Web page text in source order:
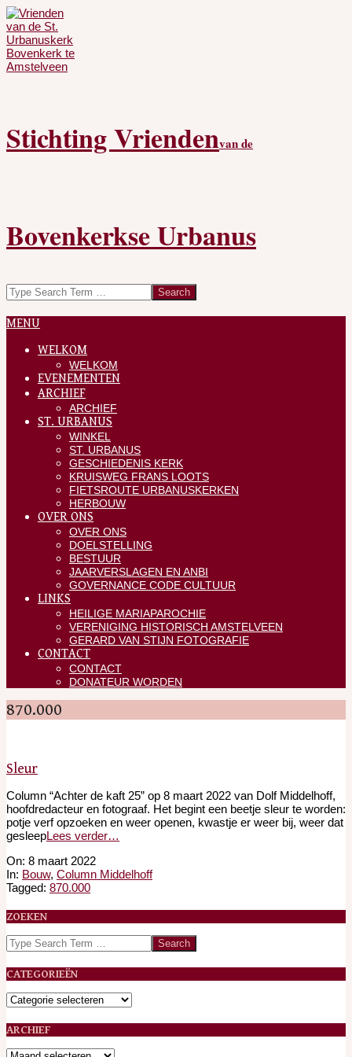
Skip
to
content
Stichting Vriendenvan de
Bovenkerkse Urbanus
Search
Secondary
Menu
MENU
WELKOM
WELKOM
EVENEMENTEN
ARCHIEF
ARCHIEF
ST. URBANUS
WINKEL
ST. URBANUS
GESCHIEDENIS KERK
KRUISWEG FRANS LOOTS
FIETSROUTE URBANUSKERKEN
HERBOUW
OVER ONS
OVER ONS
DOELSTELLING
BESTUUR
JAARVERSLAGEN EN ANBI
GOVERNANCE CODE CULTUUR
LINKS
HEILIGE MARIAPAROCHIE
VERENIGING HISTORISCH AMSTELVEEN
GERARD VAN STIJN FOTOGRAFIE
CONTACT
CONTACT
DONATEUR WORDEN
870.000
Sleur
Column “Achter de kaft 25” op 8 maart 2022 van Dolf Middelhoff,
hoofdredacteur en fotograaf. Het begint een beetje sleur te worden:
potje verf opzoeken en weer openen, kwastje er weer bij, weer dat
gesleepLees verder…
2022-
03-
08
On: 8 maart 2022
In: Bouw, Column Middelhoff
Tagged: 870.000
ZOEKEN
Search
CATEGORIEËN
Categorieën
ARCHIEF
Archief